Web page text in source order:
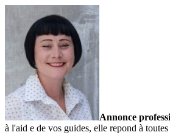
Annonce
à l'aid e de vos guides, elle repond à